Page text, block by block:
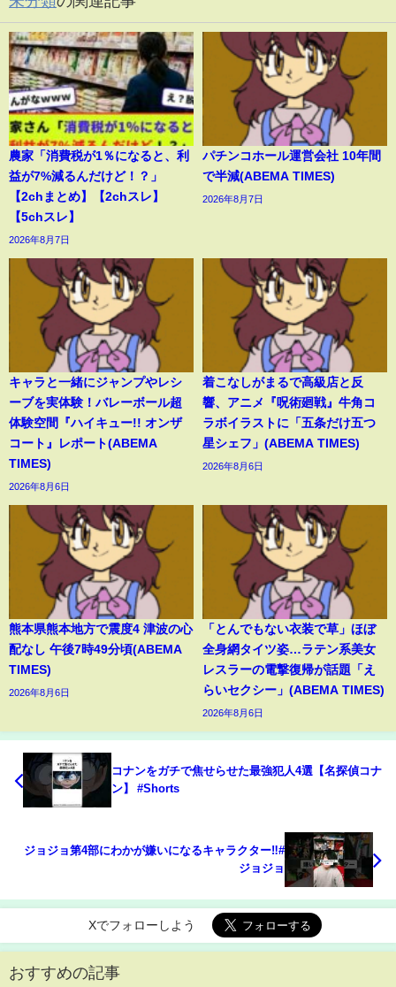
農家「消費税が1％になると、利
益が7%減るんだけど！？」
【2chまとめ】【2chスレ】
【5chスレ】
2026年8月7日
パチンコホール運営会社 10年間
で半減(ABEMA TIMES)
2026年8月7日
キャラと一緒にジャンプやレシ
ーブを実体験！バレーボール超
体験空間『ハイキュー!! オンザ
コート』レポート(ABEMA
TIMES)
2026年8月6日
着こなしがまるで高級店と反
響、アニメ『呪術廻戦』牛角コ
ラボイラストに「五条だけ五つ
星シェフ」(ABEMA TIMES)
2026年8月6日
熊本県熊本地方で震度4 津波の心
配なし 午後7時49分頃(ABEMA
TIMES)
2026年8月6日
「とんでもない衣装で草」ほぼ
全身網タイツ姿…ラテン系美女
レスラーの電撃復帰が話題「え
らいセクシー」(ABEMA TIMES)
2026年8月6日
コナンをガチで焦せらせた最強犯人4選【名探偵コナ
ン】 #Shorts
ジョジョ第4部にわかが嫌いになるキャラクター‼️#
ジョジョ
Xでフォローしよう
おすすめの記事